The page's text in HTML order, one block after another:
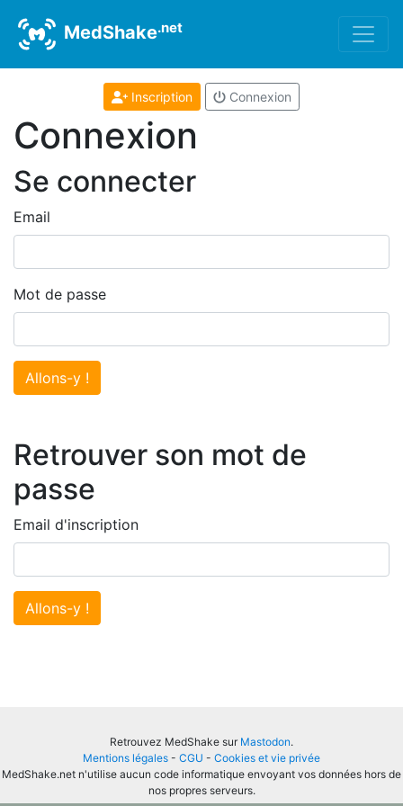
MedShake.net
Inscription Connexion
Connexion
Se connecter
Email
Mot de passe
Allons-y !
Retrouver son mot de
passe
Email d'inscription
Allons-y !
Retrouvez MedShake sur Mastodon.
Mentions légales - CGU - Cookies et vie privée
MedShake.net n'utilise aucun code informatique envoyant vos données hors de
nos propres serveurs.